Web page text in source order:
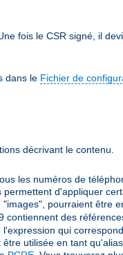
fois le CSR signé, il
dans le Fichier de
décrivant le contenu.
les numéros de
d'appliquer
pourraient être
des
qui
utilisée en tant